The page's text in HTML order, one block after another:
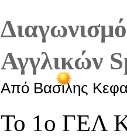
Αγγλικών
Από Βασίλης
Το 1ο ΓΕΛ